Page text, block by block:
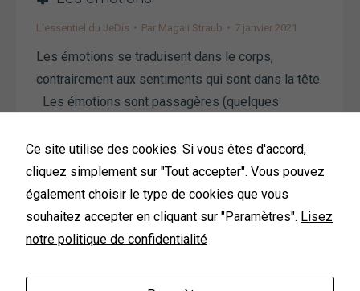
L'essentiel du JeDis Par Magali Straub 7 janvier 2021
Les émotions se traduisent dans le corps,
contrairement aux sentiments qui sont dans la tête.
Les émotions sont passagères (quelques
s’étaler dans le temps. Suite à de nombreuses
recherches, Paul EKMAN a établi dans les années
70’s, 6 émotions principales : Joie, Tristesse, Peur
et Colère. Surprise et…
Ce site utilise des cookies. Si vous êtes d'accord,
cliquez simplement sur "Tout accepter". Vous pouvez
également choisir le type de cookies que vous
souhaitez accepter en cliquant sur "Paramètres". Lisez
notre politique de confidentialité